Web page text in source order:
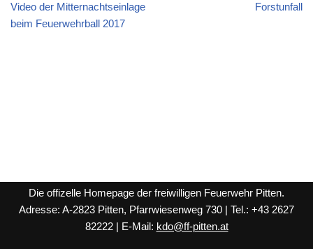
Video der Mitternachtseinlage
beim Feuerwehrball 2017
Forstunfall
Die offizelle Homepage der freiwilligen Feuerwehr Pitten.
Adresse: A-2823 Pitten, Pfarrwiesenweg 730 | Tel.: +43 2627
82222 | E-Mail: kdo@ff-pitten.at